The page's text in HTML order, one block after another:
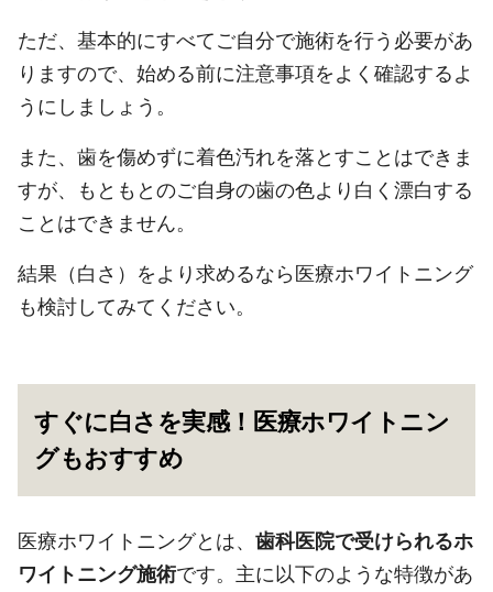
ただ、基本的にすべてご自分で施術を行う必要があ
りますので、始める前に注意事項をよく確認するよ
うにしましょう。
また、歯を傷めずに着色汚れを落とすことはできま
すが、もともとのご自身の歯の色より白く漂白する
ことはできません。
結果（白さ）をより求めるなら医療ホワイトニング
も検討してみてください。
すぐに白さを実感！医療ホワイトニン
グもおすすめ
医療ホワイトニングとは、 歯科医院で受けられるホ
ワイトニング施術です。主に以下のような特徴があ